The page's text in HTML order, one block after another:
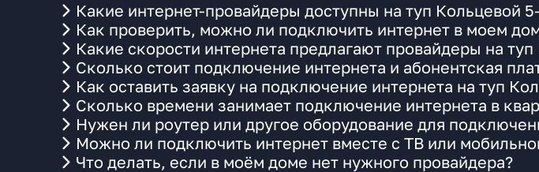
Какие интернет-провайдеры доступны на туп Кольцевой
Как проверить, можно ли подключить интернет в моем
Какие скорости интернета предлагают провайдеры на
Сколько стоит подключение интернета и абонентская
Как оставить заявку на подключение интернета на туп
Сколько времени занимает подключение интернета в
Нужен ли роутер или другое оборудование для
Можно ли подключить интернет вместе с ТВ или
Что делать, если в моём доме нет нужного провайдера?